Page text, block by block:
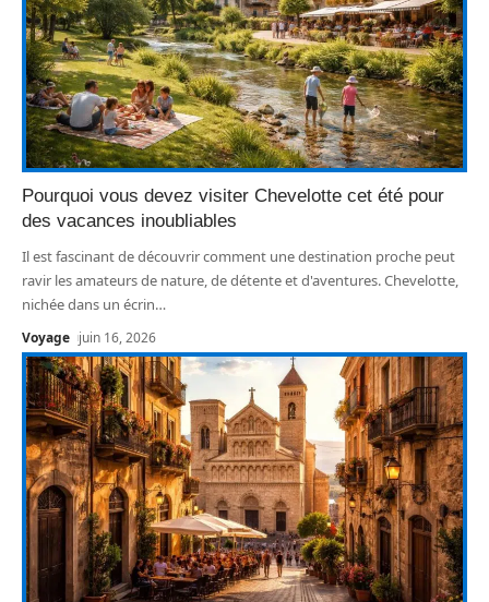
Pourquoi vous devez visiter Chevelotte cet été pour
des vacances inoubliables
Il est fascinant de découvrir comment une destination proche peut
ravir les amateurs de nature, de détente et d'aventures. Chevelotte,
nichée dans un écrin…
Voyage juin 16, 2026